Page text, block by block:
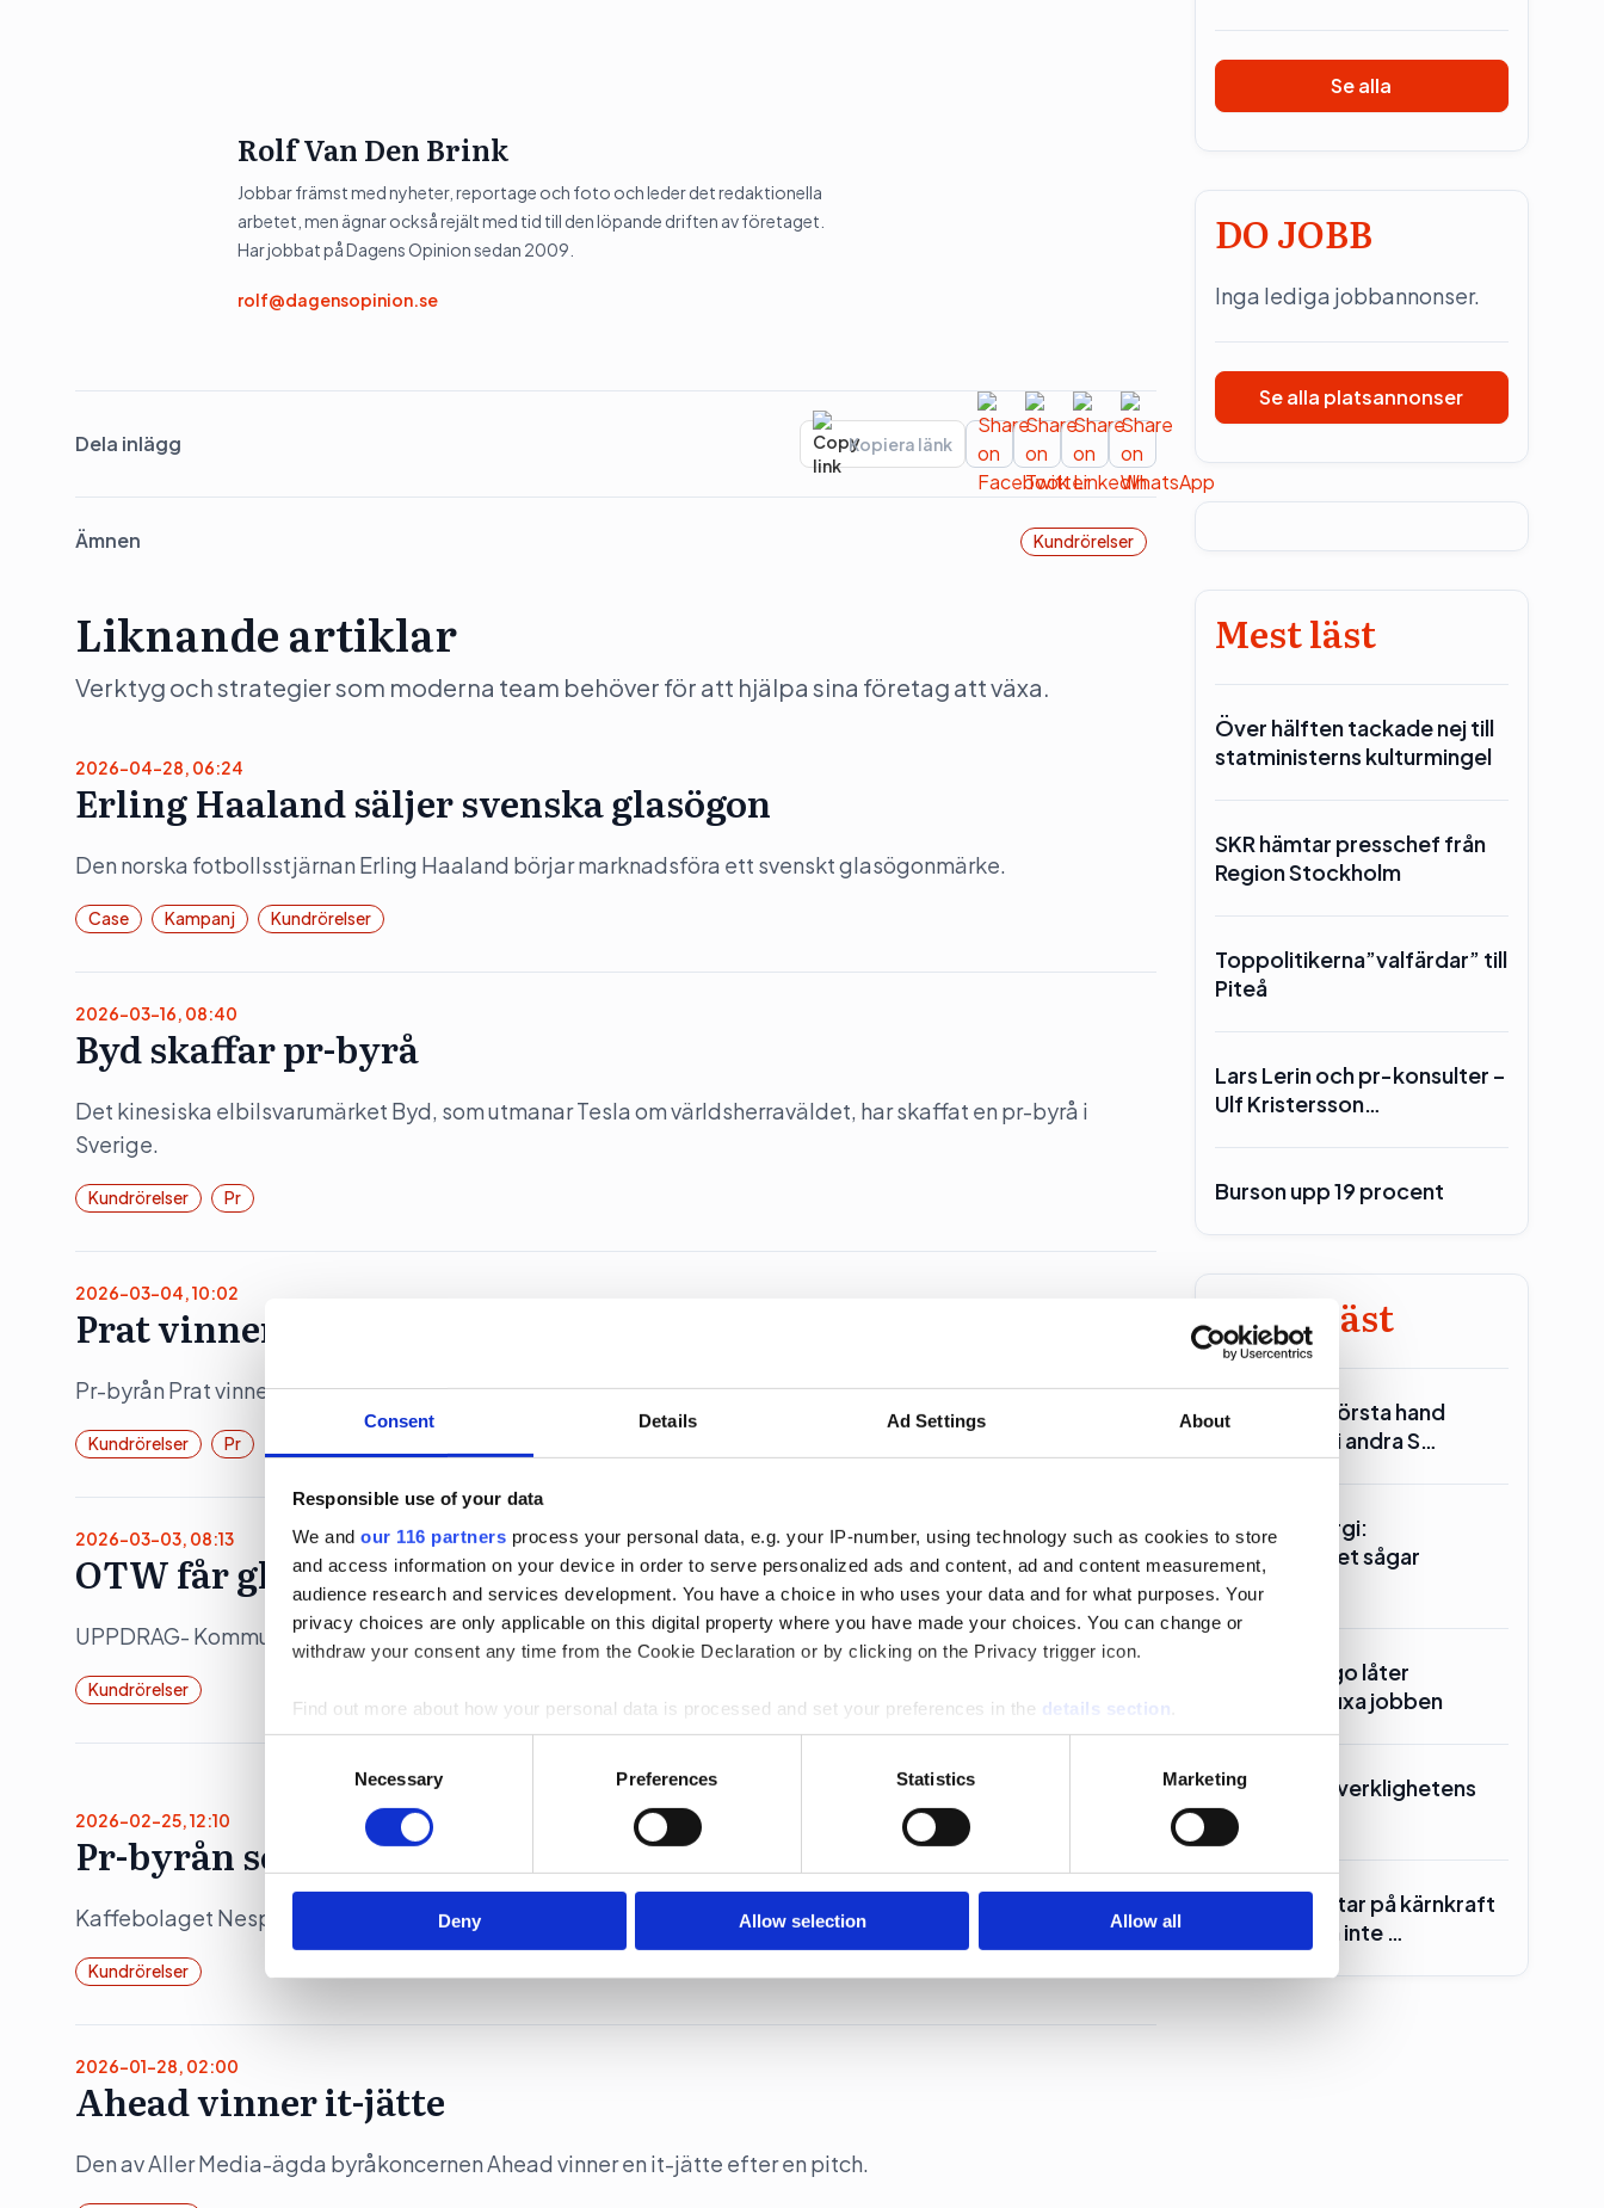
Consent Details Ad Settings About
Responsible use of your data
We and our 116 partners process your personal data, e.g. your IP-number, using technology such as cookies to store
and access information on your device in order to serve personalized ads and content, ad and content measurement,
audience research and services development. You have a choice in who uses your data and for what purposes. Your
privacy choices are only applicable on this digital property where you have made your choices. You can change or
withdraw your consent any time from the Cookie Declaration or by clicking on the Privacy trigger icon.
Find out more about how your personal data is processed and set your preferences in the details section
information about your use of our site with our social media, advertising and analytics partners who may combine it with
other information that you’ve provided to them or that they’ve collected from your use of their services.
Necessary Preferences Statistics Marketing
Deny Allow selection Allow all
Rolf Van Den Brink
Jobbar främst med nyheter, reportage och foto och leder det redaktionella
arbetet, men ägnar också rejält med tid till den löpande driften av företaget.
Har jobbat på Dagens Opinion sedan 2009.
rolf@dagensopinion.se
Dela inlägg Kopiera länk
Ämnen Kundrörelser
Liknande artiklar
Verktyg och strategier som moderna team behöver för att hjälpa sina företag att växa.
2026-04-28, 06:24
Erling Haaland säljer svenska glasögon
Den norska fotbollsstjärnan Erling Haaland börjar marknadsföra ett svenskt glasögonmärke.
Case Kampanj Kundrörelser
2026-03-16, 08:40
Byd skaffar pr-byrå
Det kinesiska elbilsvarumärket Byd, som utmanar Tesla om världsherraväldet, har skaffat en pr-byrå i
Sverige.
Kundrörelser Pr
2026-03-04, 10:02
Prat vinner chips-pitch
Pr-byrån Prat vinner en pitch om ett chipsvarumärke.
Kundrörelser Pr
2026-03-03, 08:13
OTW får glassigt uppdrag
UPPDRAG- Kommunikationsbyrån OTW landar ett klassiskt vårvarumärke.
Kundrörelser
2026-02-25, 12:10
Pr-byrån som landar Nespresso
Kaffebolaget Nespresso byter pr-byrå i Sverige.
Kundrörelser
2026-01-28, 02:00
Ahead vinner it-jätte
Den av Aller Media-ägda byråkoncernen Ahead vinner en it-jätte efter en pitch.
Se alla
DO JOBB
Inga lediga jobbannonser.
Se alla platsannonser
Mest läst
Över hälften tackade nej till
statministerns kulturmingel
SKR hämtar presschef från
Region Stockholm
Toppolitikerna”valfärdar” till
Piteå
Lars Lerin och pr-konsulter –
Ulf Kristersson…
Burson upp 19 procent
Minst läst
Reinfeldt: I första hand
Miljöpartiet i andra S…
Seklets energi:
Centerpartiet sågar
kärnkraften
Ander(s) Lago låter
Manpower fixa jobben
Kd skrotar ”verklighetens
folk”
Centern röstar på kärnkraft
– för att den inte …